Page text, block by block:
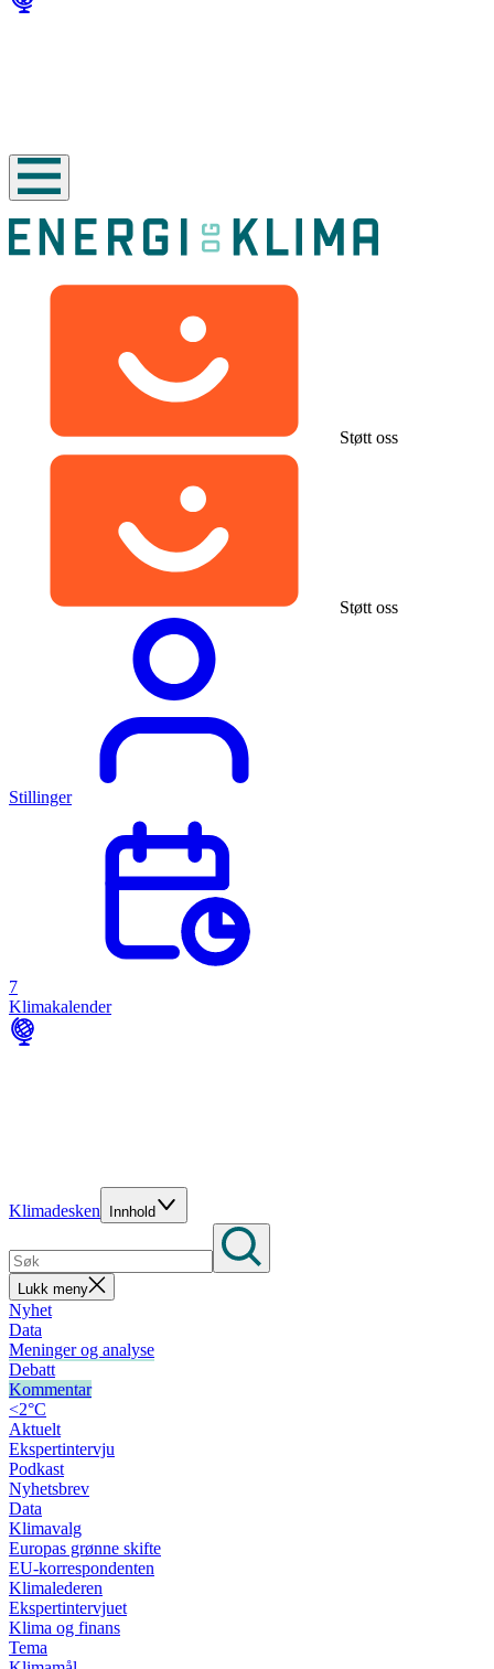
Støtt oss
Støtt oss
Stillinger
7
Klimakalender
Klimadesken Innhold
Lukk meny
Nyhet
Data
Meninger og analyse
Debatt
Kommentar
<2°C
Aktuelt
Ekspertintervju
Podkast
Nyhetsbrev
Data
Klimavalg
Europas grønne skifte
EU-korrespondenten
Klimalederen
Ekspertintervjuet
Klima og finans
Tema